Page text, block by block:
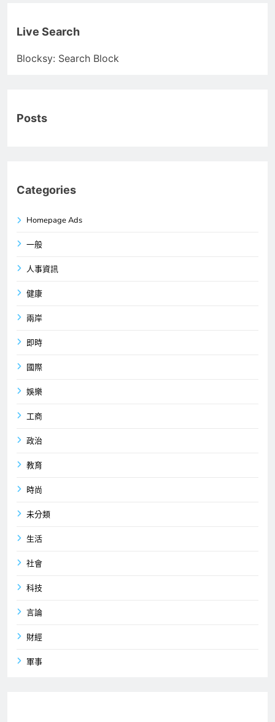
Live Search
Blocksy: Search Block
Posts
Categories
Homepage Ads
一般
人事資訊
健康
兩岸
即時
國際
娛樂
工商
政治
教育
時尚
未分類
生活
社會
科技
言論
財經
軍事